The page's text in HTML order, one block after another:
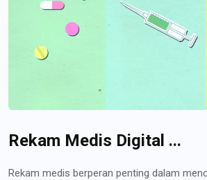
Rekam Medis Digital ...
Rekam medis berperan penting dalam